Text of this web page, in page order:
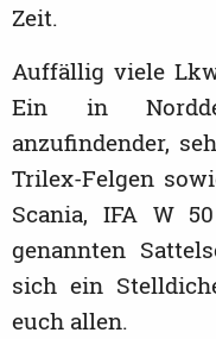
Zeit.
Auffällig viele
Ein in
anzufindender,
Trilex-Felgen
Scania, IFA W
genannten
sich ein
euch allen.